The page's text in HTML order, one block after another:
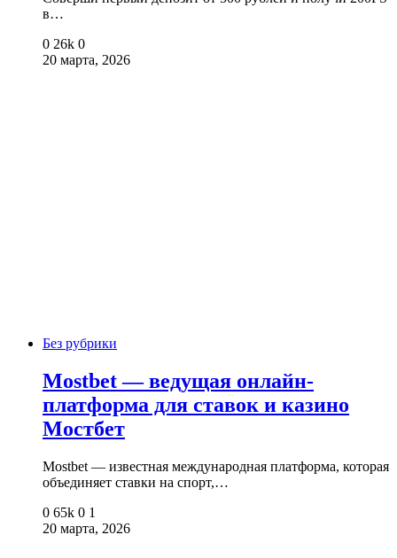
в…
0 26k 0
20 марта, 2026
Без рубрики
Mostbet — ведущая онлайн-
платформа для ставок и казино
Мостбет
Mostbet — известная международная платформа, которая
объединяет ставки на спорт,…
0 65k 0 1
20 марта, 2026